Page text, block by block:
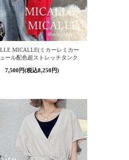
MICALLE(ミカーレミカー
ール配色超ストレッチタンク
7,500円(税込8,250円)